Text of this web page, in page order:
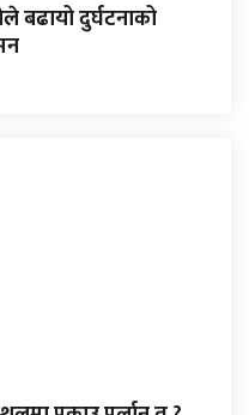
बढायो दुर्घटनाको